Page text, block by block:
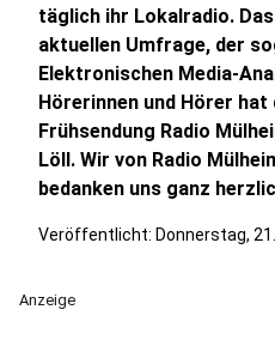
täglich ihr Lokalradio.
aktuellen Umfrage, der
Elektronischen Media-
Hörerinnen und Hörer hat
Frühsendung Radio
Löll. Wir von Radio
bedanken uns ganz
Veröffentlicht: Donnerstag,
Anzeige